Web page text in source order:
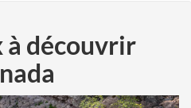
à découvrir